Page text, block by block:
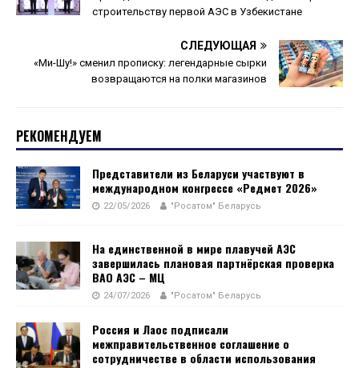
строительству первой АЭС в Узбекистане
СЛЕДУЮЩАЯ
«Ми-Шу!» сменил прописку: легендарные сырки
возвращаются на полки магазинов
РЕКОМЕНДУЕМ
Представители из Беларуси участвуют в
международном конгрессе «Редмет 2026»
22/05/2026 "Росатом" Беларусь
На единственной в мире плавучей АЭС
завершилась плановая партнёрская проверка
ВАО АЭС – МЦ
24/07/2026 "Росатом" Беларусь
Россия и Лаос подписали
межправительственное соглашение о
сотрудничестве в области использования